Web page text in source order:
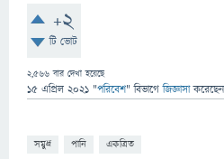
+2
টি ভোট
2,566 বার দেখা হয়েছে
15 এপ্রিল 2021 "পরিবেশ" বিভাগে জিজ্ঞাসাকরেছেন
সমুদ্র পানি একত্রিত